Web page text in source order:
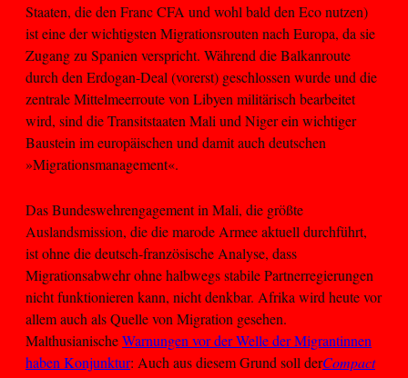
Staaten, die den Franc CFA und wohl bald den Eco nutzen)
ist eine der wichtigsten Migrationsrouten nach Europa, da sie
Zugang zu Spanien verspricht. Während die Balkanroute
durch den Erdogan-Deal (vorerst) geschlossen wurde und die
zentrale Mittelmeerroute von Libyen militärisch bearbeitet
wird, sind die Transitstaaten Mali und Niger ein wichtiger
Baustein im europäischen und damit auch deutschen
»Migrationsmanagement«.
Das Bundeswehrengagement in Mali, die größte
Auslandsmission, die die marode Armee aktuell durchführt,
ist ohne die deutsch-französische Analyse, dass
Migrationsabwehr ohne halbwegs stabile Partnerregierungen
nicht funktionieren kann, nicht denkbar. Afrika wird heute vor
allem auch als Quelle von Migration gesehen.
MalthusianischeWarnungen vor der Welle der Migrantinnen
haben Konjunktur: Auch aus diesem Grund soll derCompact